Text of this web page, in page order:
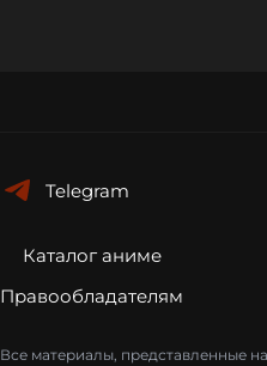
Telegram
Каталог аниме
Правообладателям
Все материалы, представленные